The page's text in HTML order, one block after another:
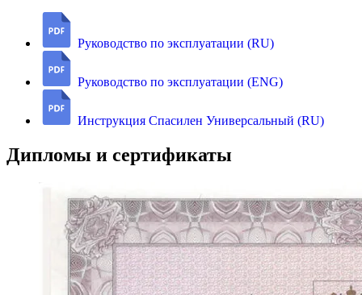
Руководство по эксплуатации (RU)
Руководство по эксплуатации (ENG)
Инструкция Спасилен Универсальный (RU)
Дипломы и сертификаты